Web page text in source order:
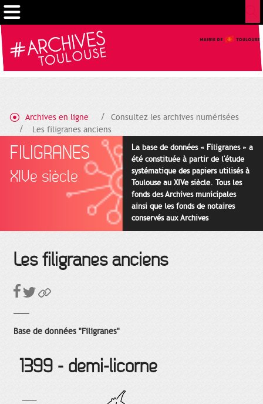
Archives en ligne
Consultez les archives numérisées
Les filigranes anciens
FILIGRANES
XIVe siècle
La base de données « Filigranes » a
été constituée à partir de l'étude
systématique des papiers utilisés à
Toulouse au XIVe siècle. Tous les
fonds des Archives municipales
ainsi que les fonds de notaires
conservés aux Archives
départementales pour cette
Les filigranes anciens
Base de données "Filigranes"
1399 - demi-licorne
Cookies management panel